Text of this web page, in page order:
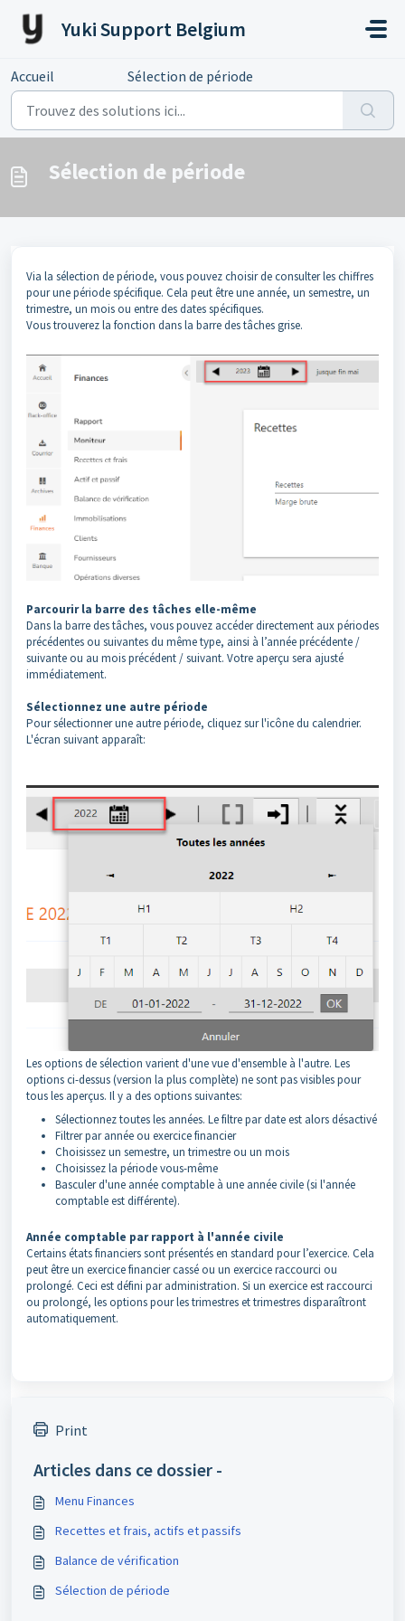
Yuki Support Belgium
Accueil Sélection de période
Sélection de période
Via la sélection de période, vous pouvez choisir de consulter les chiffres
pour une période spécifique. Cela peut être une année, un semestre, un
trimestre, un mois ou entre des dates spécifiques.
Vous trouverez la fonction dans la barre des tâches grise.
Parcourir la barre des tâches elle-même
Dans la barre des tâches, vous pouvez accéder directement aux périodes
précédentes ou suivantes du même type, ainsi à l’année précédente /
suivante ou au mois précédent / suivant. Votre aperçu sera ajusté
immédiatement.
Sélectionnez une autre période
Pour sélectionner une autre période, cliquez sur l'icône du calendrier.
L'écran suivant apparaît:
Les options de sélection varient d'une vue d'ensemble à l'autre. Les
options ci-dessus (version la plus complète) ne sont pas visibles pour
tous les aperçus. Il y a des options suivantes:
Sélectionnez toutes les années. Le filtre par date est alors désactivé
Filtrer par année ou exercice financier
Choisissez un semestre, un trimestre ou un mois
Choisissez la période vous-même
Basculer d'une année comptable à une année civile (si l'année
comptable est différente).
Année comptable par rapport à l'année civile
Certains états financiers sont présentés en standard pour l’exercice. Cela
peut être un exercice financier cassé ou un exercice raccourci ou
prolongé. Ceci est défini par administration. Si un exercice est raccourci
ou prolongé, les options pour les trimestres et trimestres disparaîtront
automatiquement.
Print
Articles dans ce dossier -
Menu Finances
Recettes et frais, actifs et passifs
Balance de vérification
Sélection de période